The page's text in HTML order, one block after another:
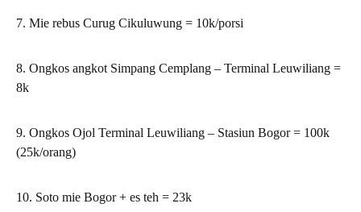
7. Mie rebus Curug Cikuluwung = 10k/porsi
8. Ongkos angkot Simpang Cemplang – Terminal Leuwiliang =
8k
9. Ongkos Ojol Terminal Leuwiliang – Stasiun Bogor = 100k
(25k/orang)
10. Soto mie Bogor + es teh = 23k